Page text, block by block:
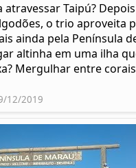
Taipú?
o trio aproveita
ainda pela Península
altinha em uma ilha
Mergulhar entre
12/2019